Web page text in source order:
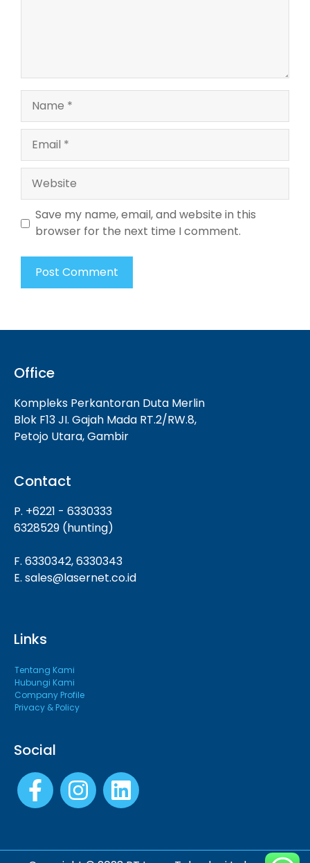
Website
Save my name, email, and website in this
browser for the next time I comment.
Office
Kompleks Perkantoran Duta Merlin
Blok F13 JI. Gajah Mada RT.2/RW.8,
Petojo Utara, Gambir
Contact
P. +6221 - 6330333
6328529 (hunting)
F. 6330342, 6330343
E. sales@lasernet.co.id
Links
Tentang Kami
Hubungi Kami
Company Profile
Privacy & Policy
Social